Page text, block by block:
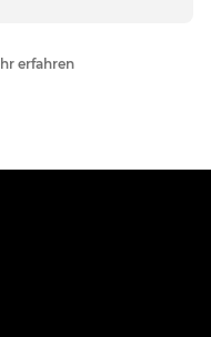
erfahren